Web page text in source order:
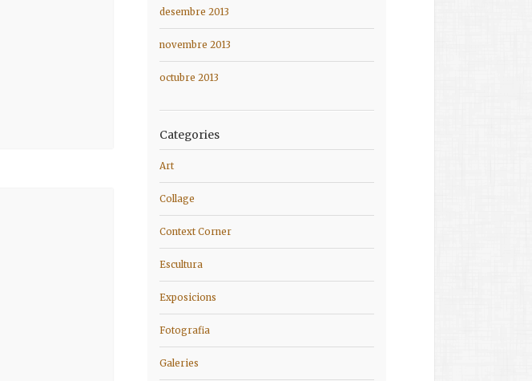
desembre 2013
novembre 2013
octubre 2013
Categories
Art
Collage
Context Corner
Escultura
Exposicions
Fotografia
Galeries